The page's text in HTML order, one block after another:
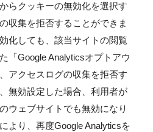
らクッキーの無効化を選択す
収集を拒否することができま
化しても、該当サイトの閲覧
「Google Analyticsオプトアウ
アクセスログの収集を拒否す
無効設定した場合、利用者が
ウェブサイトでも無効になり
より、再度Google Analyticsを